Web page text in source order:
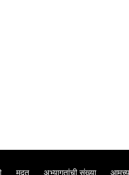
मदत अभ्यागतांची संख्या